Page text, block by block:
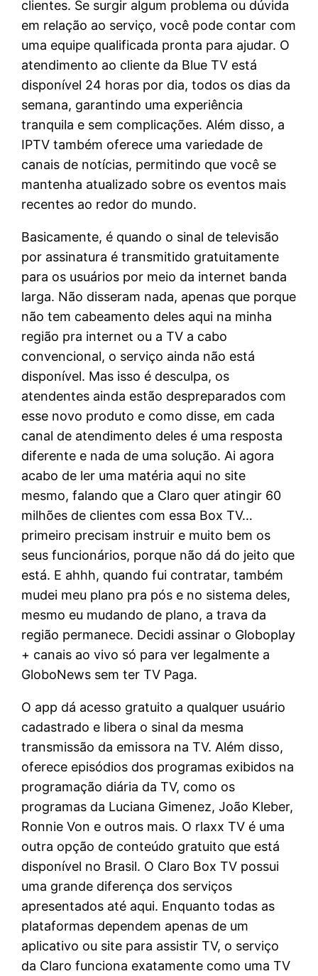
clientes. Se surgir algum problema ou dúvida
em relação ao serviço, você pode contar com
uma equipe qualificada pronta para ajudar. O
atendimento ao cliente da Blue TV está
disponível 24 horas por dia, todos os dias da
semana, garantindo uma experiência
tranquila e sem complicações. Além disso, a
IPTV também oferece uma variedade de
canais de notícias, permitindo que você se
mantenha atualizado sobre os eventos mais
recentes ao redor do mundo.
Basicamente, é quando o sinal de televisão
por assinatura é transmitido gratuitamente
para os usuários por meio da internet banda
larga. Não disseram nada, apenas que porque
não tem cabeamento deles aqui na minha
região pra internet ou a TV a cabo
convencional, o serviço ainda não está
disponível. Mas isso é desculpa, os
atendentes ainda estão despreparados com
esse novo produto e como disse, em cada
canal de atendimento deles é uma resposta
diferente e nada de uma solução. Ai agora
acabo de ler uma matéria aqui no site
mesmo, falando que a Claro quer atingir 60
milhões de clientes com essa Box TV…
primeiro precisam instruir e muito bem os
seus funcionários, porque não dá do jeito que
está. E ahhh, quando fui contratar, também
mudei meu plano pra pós e no sistema deles,
mesmo eu mudando de plano, a trava da
região permanece. Decidi assinar o Globoplay
+ canais ao vivo só para ver legalmente a
GloboNews sem ter TV Paga.
O app dá acesso gratuito a qualquer usuário
cadastrado e libera o sinal da mesma
transmissão da emissora na TV. Além disso,
oferece episódios dos programas exibidos na
programação diária da TV, como os
programas da Luciana Gimenez, João Kleber,
Ronnie Von e outros mais. O rlaxx TV é uma
outra opção de conteúdo gratuito que está
disponível no Brasil. O Claro Box TV possui
uma grande diferença dos serviços
apresentados até aqui. Enquanto todas as
plataformas dependem apenas de um
aplicativo ou site para assistir TV, o serviço
da Claro funciona exatamente como uma TV